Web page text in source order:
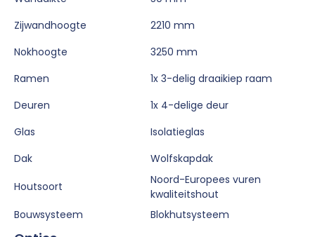
Zijwandhoogte
2210 mm
Nokhoogte
3250 mm
Ramen
1x 3-delig draaikiep raam
Deuren
1x 4-delige deur
Glas
Isolatieglas
Dak
Wolfskapdak
Houtsoort
Noord-Europees vuren
kwaliteitshout
Bouwsysteem
Blokhutsysteem